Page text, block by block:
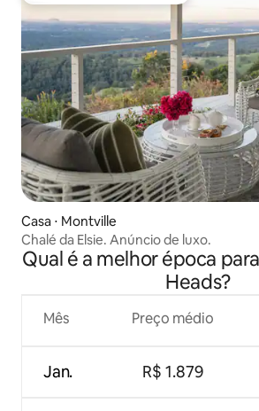
Casa ⋅ Montville
Chalé da Elsie. Anúncio de luxo.
Qual é a melhor época
Heads?
Mês
Jan.
Preço médio
R$ 1.879